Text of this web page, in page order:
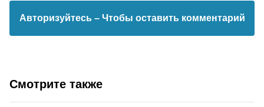
Авторизуйтесь – Чтобы оставить комментарий
Смотрите также